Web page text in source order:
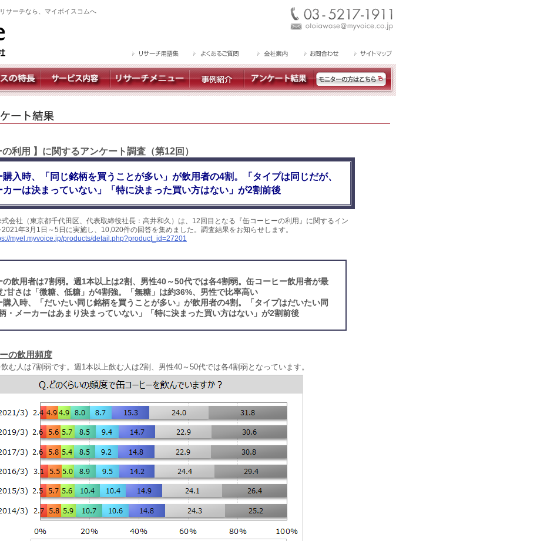
サーチなら、マイボイスコムへ
の利用 】に関するアンケート調査（第12回）
入時、「同じ銘柄を買うことが多い」が飲用者の4割。「タイプは同じだが、
カーは決まっていない」「特に決まった買い方はない」が2割前後
会社（東京都千代田区、代表取締役社長：高井和久）は、12回目となる『缶コーヒーの利用』に関するイン
年3月1日～5日に実施し、10,020件の回答を集めました。調査結果をお知らせします。
myel.myvoice.jp/products/detail.php?product_id=27201
の飲用者は7割弱。週1本以上は2割、男性40～50代では各4割弱。缶コーヒー飲用者が最
甘さは「微糖、低糖」が4割強。「無糖」は約36%、男性で比率高い
購入時、「だいたい同じ銘柄を買うことが多い」が飲用者の4割。「タイプはだいたい同
・メーカーはあまり決まっていない」「特に決まった買い方はない」が2割前後
の飲用頻度
む人は7割弱です。週1本以上飲む人は2割、男性40～50代では各4割弱となっています。